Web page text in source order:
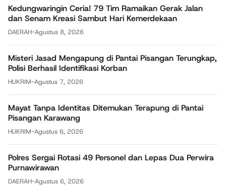
Kedungwaringin Ceria! 79 Tim Ramaikan Gerak Jalan
dan Senam Kreasi Sambut Hari Kemerdekaan
DAERAH-Agustus 8, 2026
Misteri Jasad Mengapung di Pantai Pisangan Terungkap,
Polisi Berhasil Identifikasi Korban
HUKRIM-Agustus 7, 2026
Mayat Tanpa Identitas Ditemukan Terapung di Pantai
Pisangan Karawang
HUKRIM-Agustus 6, 2026
Polres Sergai Rotasi 49 Personel dan Lepas Dua Perwira
Purnawirawan
DAERAH-Agustus 6, 2026